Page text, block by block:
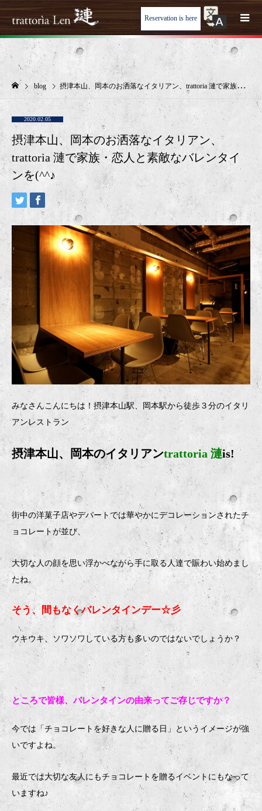
Reservation is here
blog 摂津本山、岡本のお洒落なイタリアン、trattoria 漣で家族・恋人と素敵なバレンタインを(^^♪
2020.02.05
摂津本山、岡本のお洒落なイタリアン、
trattoria 漣で家族・恋人と素敵なバレンタイ
ンを(^^♪
みなさんこんにちは！摂津本山駅、岡本駅から徒歩３分のイタリ
アンレストラン
摂津本山、岡本のイタリアンtrattoria 漣is!
街中の洋菓子店やデパートでは華やかにデコレーションされたチ
ョコレートが並び、
大切な人の顔を思い浮かべながら手に取る人達で賑わい始めまし
たね。
そう、間もなくバレンタインデー☆彡
ウキウキ、ソワソワしている方も多いのではないでしょうか？
ところで皆様、バレンタインの由来ってご存じですか？
今では「チョコレートを好きな人に贈る日」というイメージが強
いですよね。
最近では大切な友人にもチョコレートを贈るイベントにもなって
いますね♪